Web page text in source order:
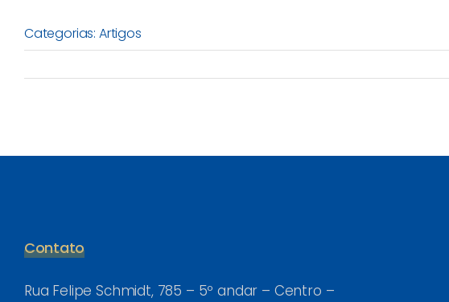
Categorias: Artigos
Contato
Rua Felipe Schmidt, 785 – 5º andar – Centro –